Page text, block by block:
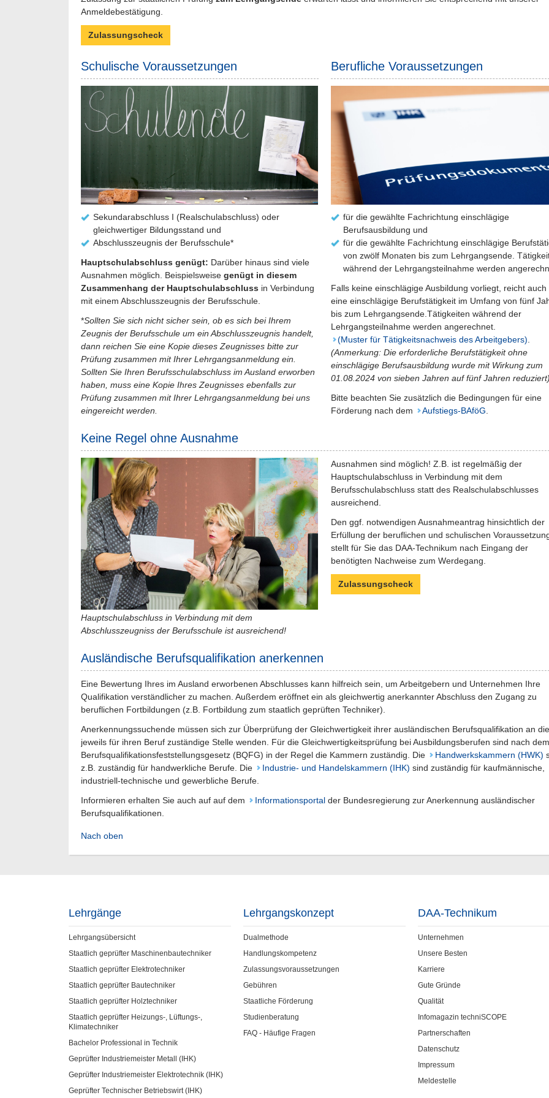
Anmeldebestätigung.
Zulassungscheck
Schulische Voraussetzungen
Sekundarabschluss I (Realschulabschluss) oder
gleichwertiger Bildungsstand und
Abschlusszeugnis der Berufsschule*
Hauptschulabschluss genügt: Darüber hinaus sind viele
Ausnahmen möglich. Beispielsweise genügt in diesem
Zusammenhang der Hauptschulabschluss in Verbindung
mit einem Abschlusszeugnis der Berufsschule.
*Sollten Sie sich nicht sicher sein, ob es sich bei Ihrem
Zeugnis der Berufsschule um ein Abschlusszeugnis handelt,
dann reichen Sie eine Kopie dieses Zeugnisses bitte zur
Prüfung zusammen mit Ihrer Lehrgangsanmeldung ein.
Sollten Sie Ihren Berufsschulabschluss im Ausland erworben
haben, muss eine Kopie Ihres Zeugnisses ebenfalls zur
Prüfung zusammen mit Ihrer Lehrgangsanmeldung bei uns
eingereicht werden.
Berufliche Voraussetzungen
für die gewählte Fachrichtung einschlägige
Berufsausbildung und
für die gewählte Fachrichtung einschlägige
von zwölf Monaten bis zum Lehrgangsende.
während der Lehrgangsteilnahme werden
Falls keine einschlägige Ausbildung vorliegt, reicht auch
eine einschlägige Berufstätigkeit im Umfang von fünf
bis zum Lehrgangsende.Tätigkeiten während der
Lehrgangsteilnahme werden angerechnet.
(Muster für Tätigkeitsnachweis des Arbeitgebers)
(Anmerkung: Die erforderliche Berufstätigkeit ohne
einschlägige Berufsausbildung wurde mit Wirkung zum
01.08.2024 von sieben Jahren auf fünf Jahren reduziert).
Bitte beachten Sie zusätzlich die Bedingungen für eine
Förderung nach dem
Aufstiegs-BAföG
Keine Regel ohne Ausnahme
Hauptschulabschluss in Verbindung mit dem
Abschlusszeugniss der Berufsschule ist ausreichend!
Ausnahmen sind möglich! Z.B. ist regelmäßig der
Hauptschulabschluss in Verbindung mit dem
Berufsschulabschluss statt des Realschulabschlusses
ausreichend.
Den ggf. notwendigen Ausnahmeantrag hinsichtlich der
Erfüllung der beruflichen und schulischen
stellt für Sie das DAA-Technikum nach Eingang der
benötigten Nachweise zum Werdegang.
Zulassungscheck
Ausländische Berufsqualifikation anerkennen
Eine Bewertung Ihres im Ausland erworbenen Abschlusses kann hilfreich sein, um Arbeitgebern und Unternehmen Ihre
Qualifikation verständlicher zu machen. Außerdem eröffnet ein als gleichwertig anerkannter Abschluss den Zugang zu
beruflichen Fortbildungen (z.B. Fortbildung zum staatlich geprüften Techniker).
Anerkennungssuchende müssen sich zur Überprüfung der Gleichwertigkeit ihrer ausländischen Berufsqualifikation an die
jeweils für ihren Beruf zuständige Stelle wenden. Für die Gleichwertigkeitsprüfung bei Ausbildungsberufen sind nach dem
Berufsqualifikationsfeststellungsgesetz (BQFG) in der Regel die Kammern zuständig. Die
Handwerkskammern (HWK)
z.B. zuständig für handwerkliche Berufe. Die
Industrie- und Handelskammern (IHK) sind zuständig für kaufmännische,
industriell-technische und gewerbliche Berufe.
Informieren erhalten Sie auch auf auf dem
Informationsportalder Bundesregierung zur Anerkennung ausländischer
Berufsqualifikationen.
Nach oben
Lehrgänge
Lehrgangsübersicht
Staatlich geprüfter Maschinenbautechniker
Staatlich geprüfter Elektrotechniker
Staatlich geprüfter Bautechniker
Staatlich geprüfter Holztechniker
Staatlich geprüfter Heizungs-, Lüftungs-,
Klimatechniker
Bachelor Professional in Technik
Geprüfter Industriemeister Metall (IHK)
Geprüfter Industriemeister Elektrotechnik (IHK)
Geprüfter Technischer Betriebswirt (IHK)
Lehrgangskonzept
Dualmethode
Handlungskompetenz
Zulassungsvoraussetzungen
Gebühren
Staatliche Förderung
Studienberatung
FAQ - Häufige Fragen
DAA-Technikum
Unternehmen
Unsere Besten
Karriere
Gute Gründe
Qualität
Infomagazin techniSCOPE
Partnerschaften
Datenschutz
Impressum
Meldestelle